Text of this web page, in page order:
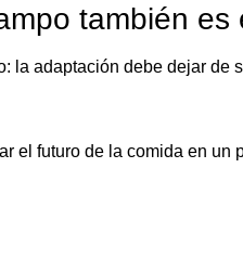
también
adaptación debe dejar de
el futuro de la comida en un